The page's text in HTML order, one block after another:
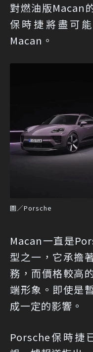
對燃油版Macan
保時捷將盡可
Macan。
圖／Porsche
Macan一直是
型之一，它承擔
務，而價格較高
端形象。即使是
成一定的影響。
Porsche保時捷